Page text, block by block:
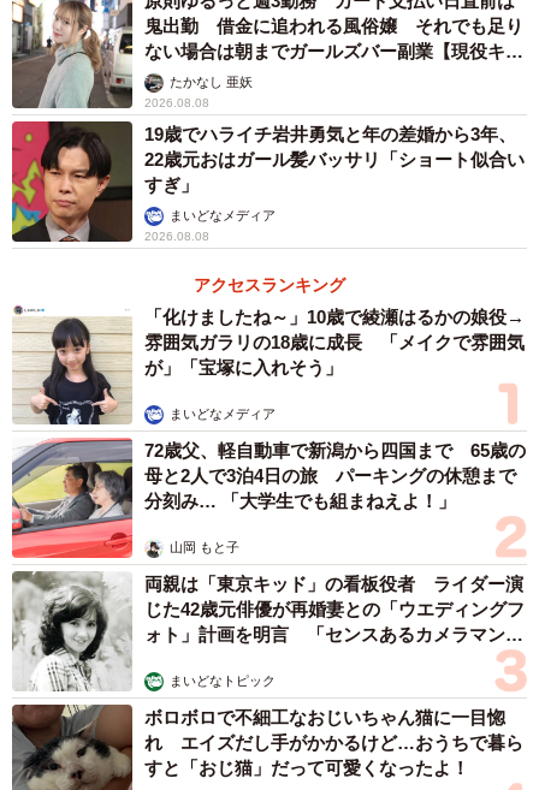
「小1の壁」で正社員率62.8％から61.1％に減少（提供画像）
「小1の壁を感じる」と回答した保護者に、「小学校入学前
後の働き方」を教えてもらったところ、子どもの入学前は
「正社員・契約社員・業務委託」が62.8％と最多であるも
のの、入学後にはその割合が61.1％にやや減少。
一方、「派遣社員・パート」は15.3％から17.1％と増加し
ており、学童の預かり時間や支援体制が十分でない場合、
従来の勤務形態では家庭との両立が困難になるケースも少
なくなく、より柔軟性のある働き方を求める保護者が多い
ことがうかがえます。
5/7
「壁」を乗り越える鍵は、“家庭の協力”と“職場の理解”（提供画像）
そこで、「小1の壁を乗り越えるために必要な要素」を聞い
鬼出勤 借金に追われる風俗嬢 それでも足り
ない場合は朝までガールズバー副業【現役キャ
ストに取材】
たかなし 亜妖
2026.08.08
19歳でハライチ岩井勇気と年の差婚から3年、
22歳元おはガール髪バッサリ「ショート似合い
すぎ」
まいどなメディア
2026.08.08
アクセスランキング
「化けましたね～」10歳で綾瀬はるかの娘役→
雰囲気ガラリの18歳に成長 「メイクで雰囲気
が」「宝塚に入れそう」
まいどなメディア
72歳父、軽自動車で新潟から四国まで 65歳の
母と2人で3泊4日の旅 パーキングの休憩まで
分刻み… 「大学生でも組まねえよ！」
山岡 もと子
両親は「東京キッド」の看板役者 ライダー演
じた42歳元俳優が再婚妻との「ウエディングフ
ォト」計画を明言 「センスあるカメラマン求
まいどなトピック
ボロボロで不細工なおじいちゃん猫に一目惚
れ エイズだし手がかかるけど…おうちで暮ら
すと「おじ猫」だって可愛くなったよ！